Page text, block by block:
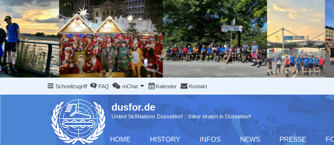
Schnellzugriff FAQ mChat Kalender Kontakt
dusfor.de
United Sk8Nations Düsseldorf :: Inline skaten in Düsseldorf
HOME HISTORY INFOS NEWS PRESSE